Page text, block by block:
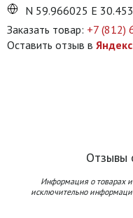
N 59.966025 E
Заказать товар: +7 (812)
Оставить отзыв в Яндекс
Отзывы
Информация о товарах и
исключительно